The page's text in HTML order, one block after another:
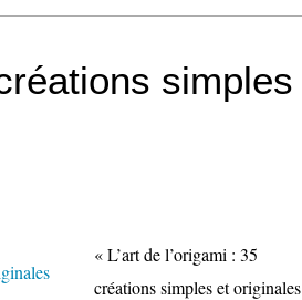
simples
« L’art de l’origami : 35
créations simples et originales